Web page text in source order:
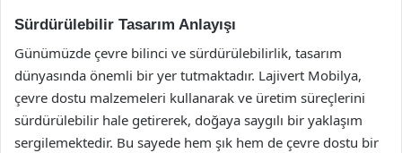
Sürdürülebilir Tasarım Anlayışı
Günümüzde çevre bilinci ve sürdürülebilirlik, tasarım
dünyasında önemli bir yer tutmaktadır. Lajivert Mobilya,
çevre dostu malzemeleri kullanarak ve üretim süreçlerini
sürdürülebilir hale getirerek, doğaya saygılı bir yaklaşım
sergilemektedir. Bu sayede hem şık hem de çevre dostu bir